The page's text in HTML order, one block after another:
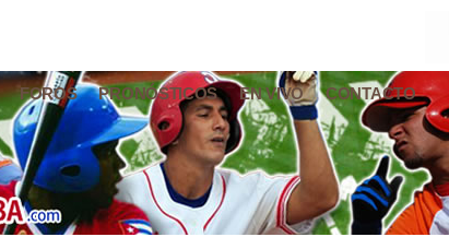
FOROS PRONÓSTICOS EN VIVO CONTACTO